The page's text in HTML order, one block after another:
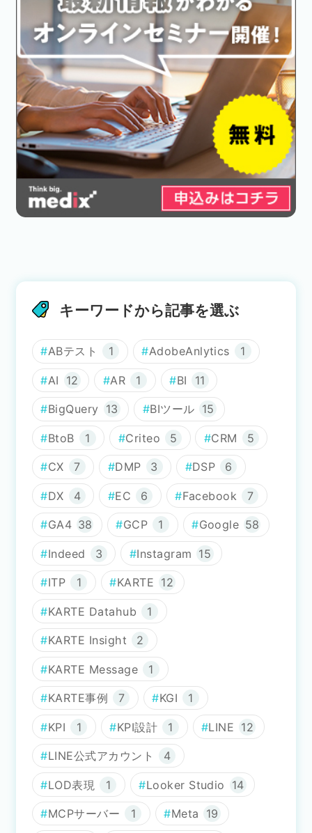
キーワードから記事を選ぶ
ABテスト 1 AdobeAnlytics 1
AI 12 AR 1 BI 11
BigQuery 13 BIツール 15
BtoB 1 Criteo 5 CRM 5
CX 7 DMP 3 DSP 6
DX 4 EC 6 Facebook 7
GA4 38 GCP 1 Google 58
Indeed 3 Instagram 15
ITP 1 KARTE 12
KARTE Datahub 1
KARTE Insight 2
KARTE Message 1
KARTE事例 7 KGI 1
KPI 1 KPI設計 1 LINE 12
LINE公式アカウント 4
LOD表現 1 Looker Studio 14
MCPサーバー 1 Meta 19